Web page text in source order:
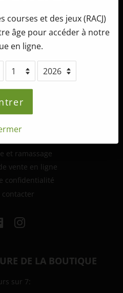
Microbrasserie
132 ouest,
(Québec)
2222
et ramassage
vente en ligne
confidentialité
contacter
Facebook
DE LA BOUTIQUE
sur 7:
courses et des jeux (RACJ)
âge pour accéder à notre
en ligne.